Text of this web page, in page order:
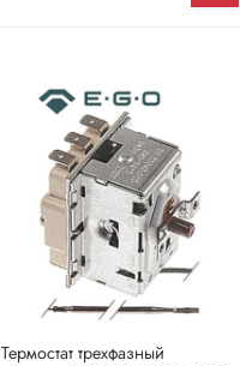
Термостат трехфазный